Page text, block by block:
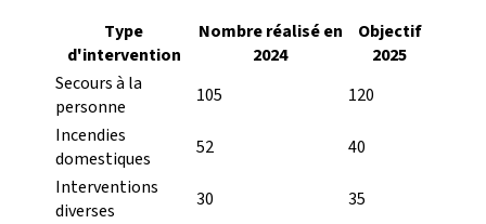
Type
d'intervention
Nombre réalisé en
2024
Objectif
2025
Secours à la
personne
105
120
Incendies
domestiques
52
40
Interventions
diverses
30 35